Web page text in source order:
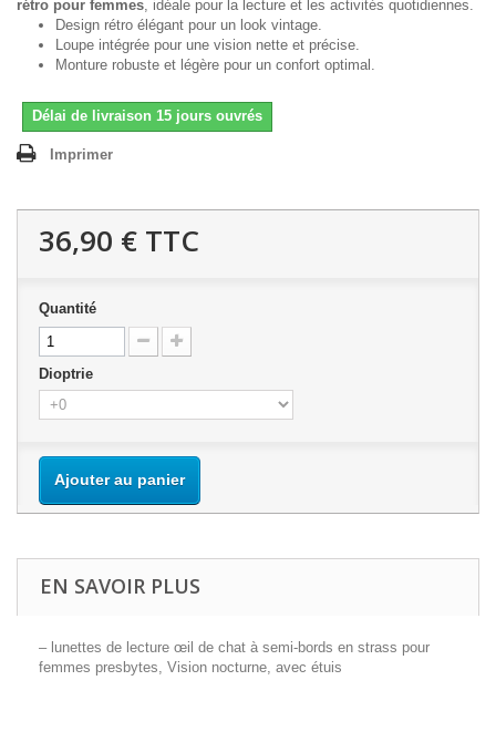
rétro pour femmes, idéale pour la lecture et les activités quotidiennes.
Design rétro élégant pour un look vintage.
Loupe intégrée pour une vision nette et précise.
Monture robuste et légère pour un confort optimal.
Délai de livraison 15 jours ouvrés
Imprimer
36,90 € TTC
Quantité
Dioptrie
Ajouter au panier
EN SAVOIR PLUS
– lunettes de lecture œil de chat à semi-bords en strass pour
femmes presbytes, Vision nocturne, avec étuis